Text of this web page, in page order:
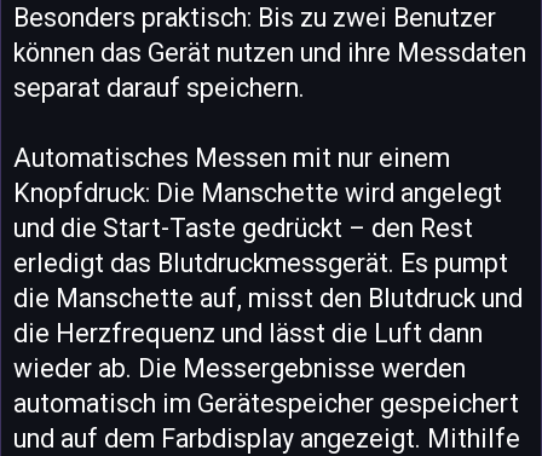
Besonders praktisch: Bis zu zwei Benutzer
können das Gerät nutzen und ihre Messdaten
separat darauf speichern.
Automatisches Messen mit nur einem
Knopfdruck: Die Manschette wird angelegt
und die Start-Taste gedrückt – den Rest
erledigt das Blutdruckmessgerät. Es pumpt
die Manschette auf, misst den Blutdruck und
die Herzfrequenz und lässt die Luft dann
wieder ab. Die Messergebnisse werden
automatisch im Gerätespeicher gespeichert
und auf dem Farbdisplay angezeigt. Mithilfe